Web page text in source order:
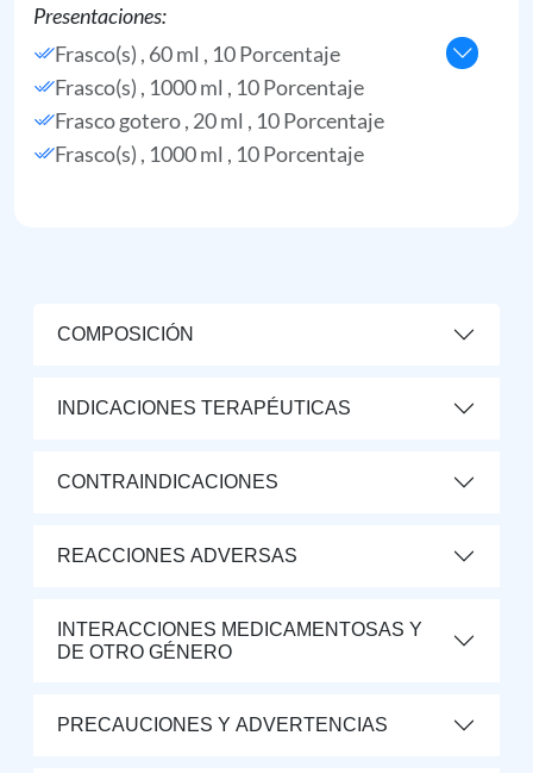
Presentaciones:
Frasco(s) , 60 ml , 10 Porcentaje
Frasco(s) , 1000 ml , 10 Porcentaje
Frasco gotero , 20 ml , 10 Porcentaje
Frasco(s) , 1000 ml , 10 Porcentaje
COMPOSICIÓN
INDICACIONES TERAPÉUTICAS
CONTRAINDICACIONES
REACCIONES ADVERSAS
INTERACCIONES MEDICAMENTOSAS Y
DE OTRO GÉNERO
PRECAUCIONES Y ADVERTENCIAS